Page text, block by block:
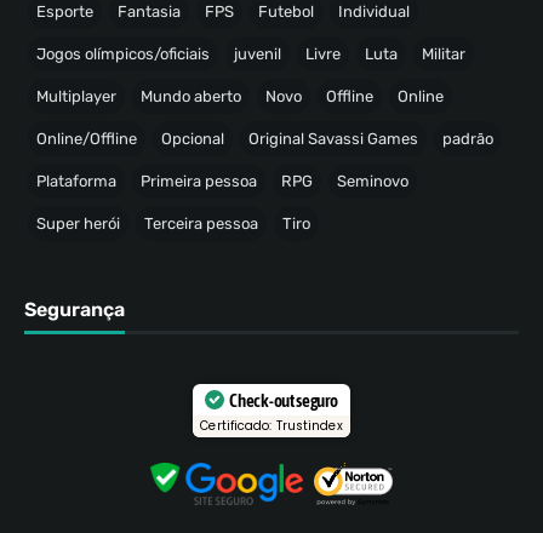
Esporte Fantasia FPS Futebol Individual
Jogos olímpicos/oficiais juvenil Livre Luta Militar
Multiplayer Mundo aberto Novo Offline Online
Online/Offline Opcional Original Savassi Games padrão
Plataforma Primeira pessoa RPG Seminovo
Super herói Terceira pessoa Tiro
Segurança
Check-out seguro
Certificado: Trustindex